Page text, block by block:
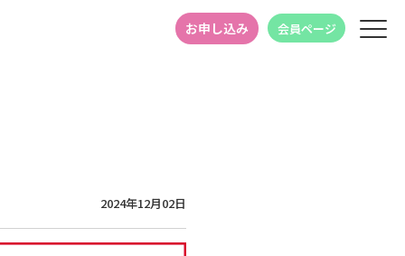
お申し込み 会員ページ
2024年12月02日